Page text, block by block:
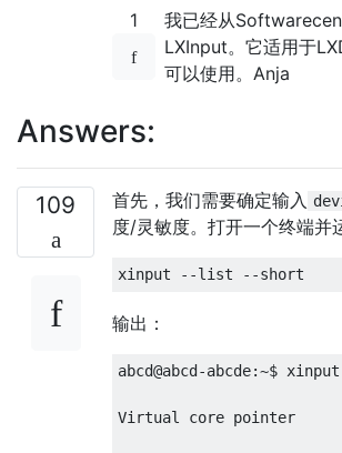
1
我已经从
LXInput。它适用于
可以使用。Anja
Answers:
109 首先，我们需要确定输入
度/灵敏度。打开一个终端并
输出：
abcd@abcd-abcde:~$
Virtual core pointer